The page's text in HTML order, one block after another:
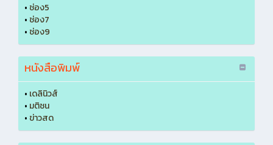
• ช่อง5
• ช่อง7
• ช่อง9
หนังสือพิมพ์
• เดลินิวส์
• มติชน
• ข่าวสด